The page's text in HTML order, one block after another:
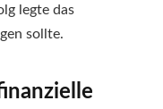
legte das
sollte.